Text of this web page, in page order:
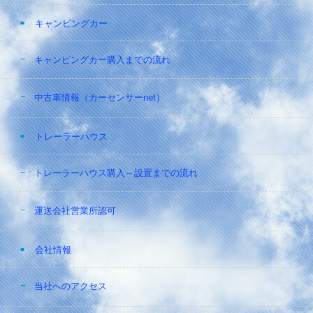
キャンピングカー
キャンピングカー購入までの流れ
中古車情報（カーセンサーnet）
トレーラーハウス
トレーラーハウス購入～設置までの流れ
運送会社営業所認可
会社情報
当社へのアクセス